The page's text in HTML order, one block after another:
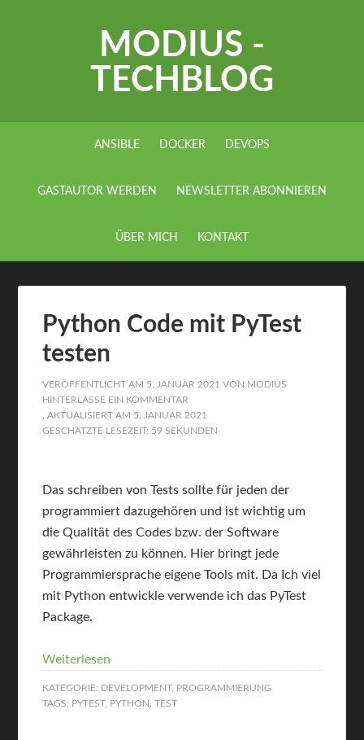
MODIUS -
TECHBLOG
ANSIBLE DOCKER DEVOPS
GASTAUTOR WERDEN NEWSLETTER ABONNIEREN
ÜBER MICH KONTAKT
Python Code mit PyTest
testen
VERÖFFENTLICHT AM 5. JANUAR 2021 VON MODIUS
HINTERLASSE EIN KOMMENTAR
, AKTUALISIERT AM 5. JANUAR 2021
GESCHÄTZTE LESEZEIT: 59 SEKUNDEN
Das schreiben von Tests sollte für jeden der
programmiert dazugehören und ist wichtig um
die Qualität des Codes bzw. der Software
gewährleisten zu können. Hier bringt jede
Programmiersprache eigene Tools mit. Da Ich viel
mit Python entwickle verwende ich das PyTest
Package.
Weiterlesen
KATEGORIE: DEVELOPMENT, PROGRAMMIERUNG
TAGS: PYTEST, PYTHON ,TEST